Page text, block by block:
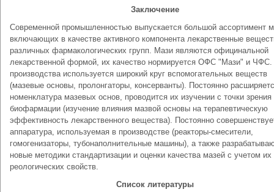
Заключение
Современной промышленностью выпускается большой ассортимент
включающих в качестве активного компонента лекарственные
различных фармакологических групп. Мази являются официнальной
лекарственной формой, их качество нормируется ОФС "Мази" и
производства используется широкий круг вспомогательных веществ
(мазевые основы, пролонгаторы, консерванты). Постоянно
номенклатура мазевых основ, проводится их изучении с точки зрения
биофармации (изучение влияния мазвой основы на терапевтическую
эффективность лекарственного вещества). Постоянно
аппаратура, используемая в производстве (реакторы-смесители,
гомогенизаторы, тубонаполнительные машины), а также
новые методики стандартизации и оценки качества мазей с учетом их
реологических свойств.
Список литературы